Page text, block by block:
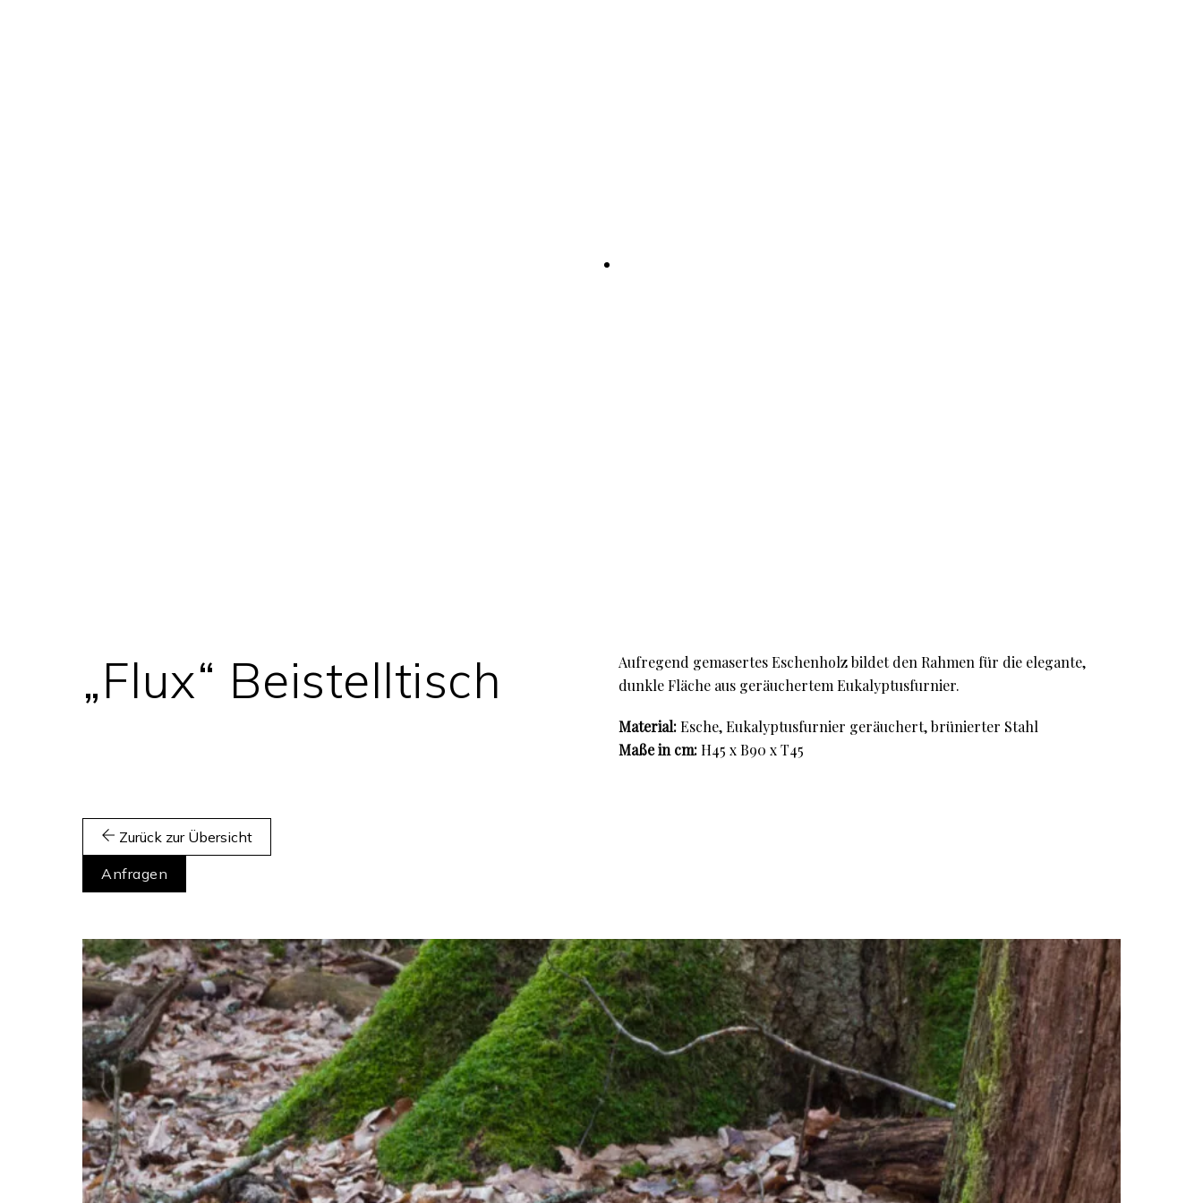
„Flux“ Beistelltisch
Aufregend gemasertes Eschenholz bildet den Rahmen für die elegante,
dunkle Fläche aus geräuchertem Eukalyptusfurnier.
Material:Esche, Eukalyptusfurnier geräuchert, brünierter Stahl
Maße in cm:H45 x B90 x T45
Zurück zur Übersicht
Anfragen